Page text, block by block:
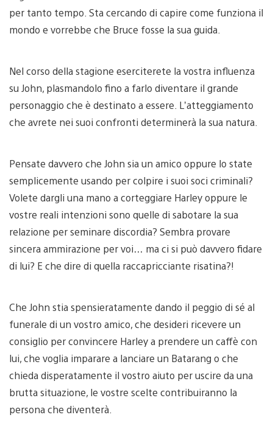
per tanto tempo. Sta cercando di capire come funziona il
mondo e vorrebbe che Bruce fosse la sua guida.
Nel corso della stagione eserciterete la vostra influenza
su John, plasmandolo fino a farlo diventare il grande
personaggio che è destinato a essere. L’atteggiamento
che avrete nei suoi confronti determinerà la sua natura.
Pensate davvero che John sia un amico oppure lo state
semplicemente usando per colpire i suoi soci criminali?
Volete dargli una mano a corteggiare Harley oppure le
vostre reali intenzioni sono quelle di sabotare la sua
relazione per seminare discordia? Sembra provare
sincera ammirazione per voi… ma ci si può davvero fidare
di lui? E che dire di quella raccapricciante risatina?!
Che John stia spensieratamente dando il peggio di sé al
funerale di un vostro amico, che desideri ricevere un
consiglio per convincere Harley a prendere un caffè con
lui, che voglia imparare a lanciare un Batarang o che
chieda disperatamente il vostro aiuto per uscire da una
brutta situazione, le vostre scelte contribuiranno la
persona che diventerà.